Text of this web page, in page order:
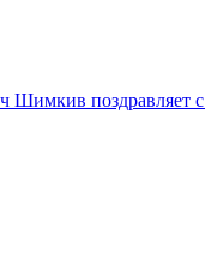
Шимкив поздравляет